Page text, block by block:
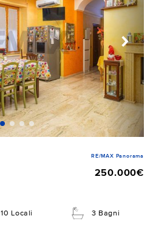
RE/MAX Panorama
250.000€
10 Locali 3 Bagni